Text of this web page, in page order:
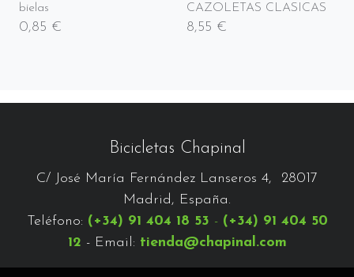
bielas
0,85 €
CAZOLETAS CLASICAS
8,55 €
Bicicletas Chapinal
C/ José María Fernández Lanseros 4, 28017
Madrid, España.
Teléfono: (+34) 91 404 18 53 - (+34) 91 404 50
12 - Email: tienda@chapinal.com